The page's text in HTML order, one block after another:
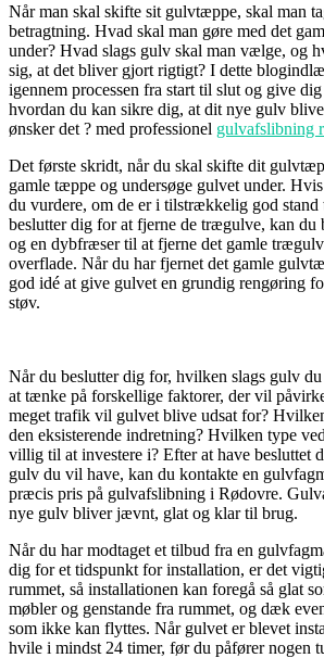
Når man skal skifte sit gulvtæppe, skal man
betragtning. Hvad skal man gøre med det
under? Hvad slags gulv skal man vælge, og
sig, at det bliver gjort rigtigt? I dette
igennem processen fra start til slut og give
hvordan du kan sikre dig, at dit nye gulv
ønsker det ? med professionel gulvafslibning
Det første skridt, når du skal skifte dit
gamle tæppe og undersøge gulvet under.
du vurdere, om de er i tilstrækkelig god
beslutter dig for at fjerne de trægulve, kan du
og en dybfræser til at fjerne det gamle
overflade. Når du har fjernet det gamle
god idé at give gulvet en grundig rengøring
støv.
Når du beslutter dig for, hvilken slags gulv
at tænke på forskellige faktorer, der vil
meget trafik vil gulvet blive udsat for?
den eksisterende indretning? Hvilken type
villig til at investere i? Efter at have besluttet
gulv du vil have, kan du kontakte en
præcis pris på gulvafslibning i Rødovre.
nye gulv bliver jævnt, glat og klar til brug.
Når du har modtaget et tilbud fra en
dig for et tidspunkt for installation, er det
rummet, så installationen kan foregå så glat
møbler og genstande fra rummet, og dæk
som ikke kan flyttes. Når gulvet er blevet
hvile i mindst 24 timer, før du påfører nogen